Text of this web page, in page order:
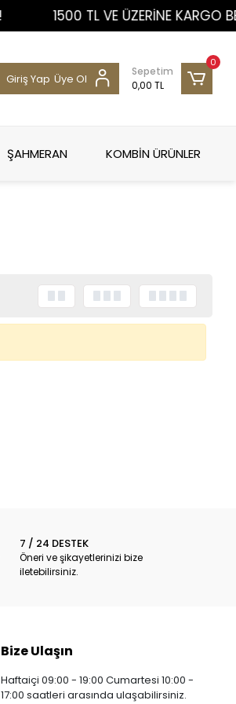
1500 TL VE ÜZERİNE KARGO
Giriş Yap Üye Ol
0
Sepetim
0,00 TL
ŞAHMERAN KOMBİN ÜRÜNLER
7 / 24 DESTEK
Öneri ve şikayetlerinizi bize
iletebilirsiniz.
Bize Ulaşın
Haftaiçi 09:00 - 19:00 Cumartesi 10:00 -
17:00 saatleri arasında ulaşabilirsiniz.